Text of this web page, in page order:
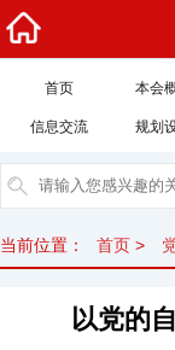
首页 本会
信息交流 规划
当前位置： 首页 >
以党的